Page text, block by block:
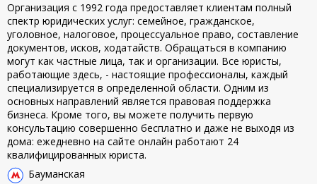
Организация с 1992 года предоставляет клиентам полный
спектр юридических услуг: семейное, гражданское,
уголовное, налоговое, процессуальное право, составление
документов, исков, ходатайств. Обращаться в компанию
могут как частные лица, так и организации. Все юристы,
работающие здесь, - настоящие профессионалы, каждый
специализируется в определенной области. Одним из
основных направлений является правовая поддержка
бизнеса. Кроме того, вы можете получить первую
консультацию совершенно бесплатно и даже не выходя из
дома: ежедневно на сайте онлайн работают 24
квалифицированных юриста.
Бауманская